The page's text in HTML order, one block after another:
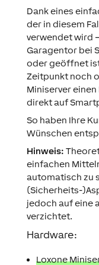
Dank eines
der in diesem
verwendet wird
Garagentor bei
oder geöffnet
Zeitpunkt noch
Miniserver
direkt auf
So haben Ihre
Wünschen
Hinweis:
einfachen
automatisch zu
(Sicherheits-
jedoch auf eine
verzichtet.
Hardware:
Loxone